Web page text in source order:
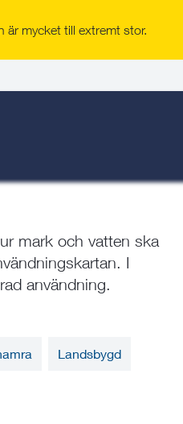
är mycket till extremt stor.
mark och vatten ska
I
användning.
Landsbygd